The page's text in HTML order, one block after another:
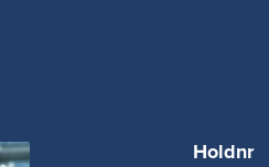
Holdnr